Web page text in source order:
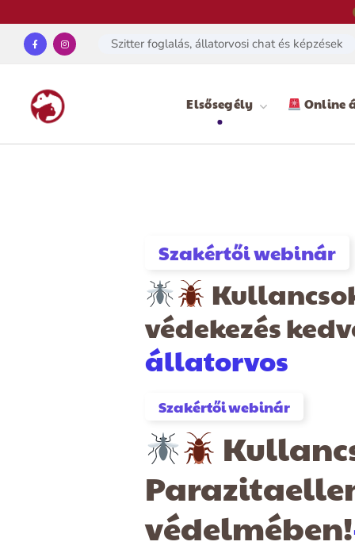
Szitter foglalás, állatorvosi chat és képzések
Elsősegély Online
Szakértői webinár
védekezés
állatorvos
Szakértői webinár
védelmében!